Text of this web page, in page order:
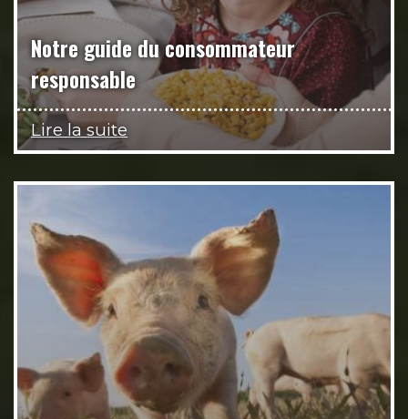
Notre guide du consommateur
responsable
Lire la suite